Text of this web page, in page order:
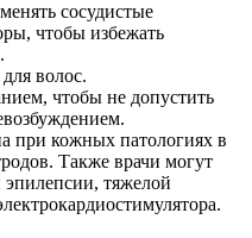
сосудистые
чтобы избежать
волос.
чтобы не допустить
при кожных патологиях в
Также врачи могут
эпилепсии, тяжелой